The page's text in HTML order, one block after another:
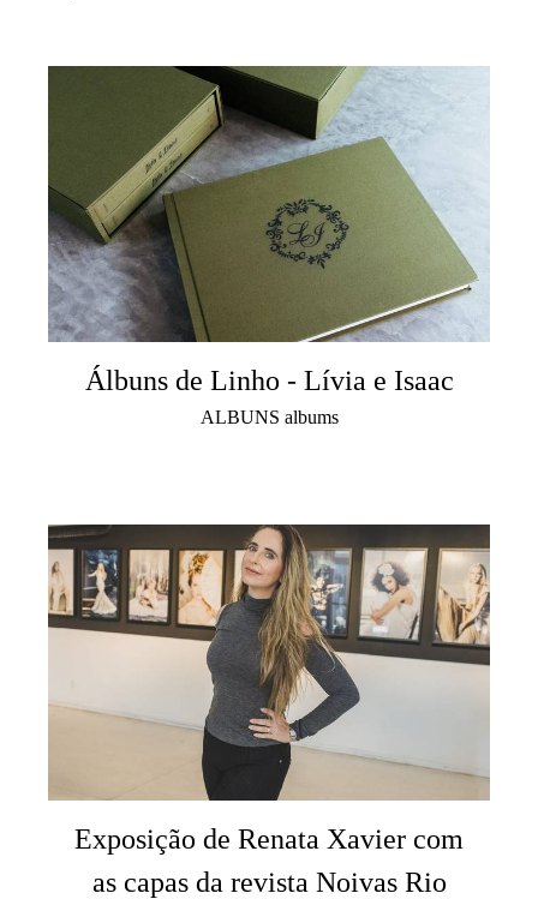
Álbuns de Linho - Lívia e Isaac
ALBUNS albums
Exposição de Renata Xavier com
as capas da revista Noivas Rio